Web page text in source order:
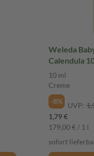
Weleda
Calendula
10 ml
Creme
-8%
UVP:
1,79 €
179,00 € / 1 l
sofort